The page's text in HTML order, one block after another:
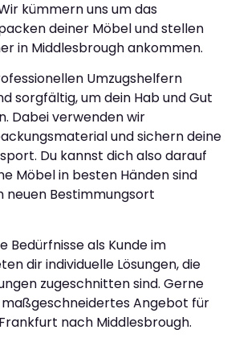
kümmern uns um das
deiner Möbel und stellen
in Middlesbrough ankommen.
Umzugshelfern
sorgfältig, um dein Hab und Gut
Dabei verwenden wir
und sichern deine
Du kannst dich also darauf
Möbel in besten Händen sind
neuen Bestimmungsort
Bedürfnisse als Kunde im
dir individuelle Lösungen, die
zugeschnitten sind. Gerne
Angebot für
nach Middlesbrough.